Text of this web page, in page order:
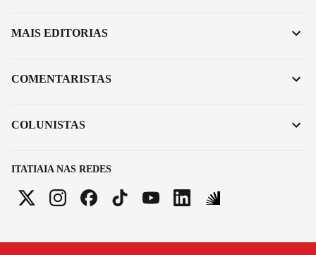
ITATIAIA NAS REDES
MAIS EDITORIAS
COMENTARISTAS
COLUNISTAS